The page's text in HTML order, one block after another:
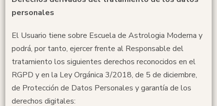
personales
El Usuario tiene sobre Escuela de Astrologia Moderna y
podrá, por tanto, ejercer frente al Responsable del
tratamiento los siguientes derechos reconocidos en el
RGPD y en la Ley Orgánica 3/2018, de 5 de diciembre,
de Protección de Datos Personales y garantía de los
derechos digitales: